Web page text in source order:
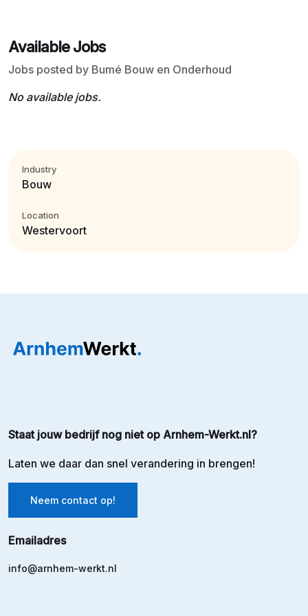
Available Jobs
Jobs posted by Bumé Bouw en Onderhoud
No available jobs.
Industry
Bouw
Location
Westervoort
Staat jouw bedrijf nog niet op Arnhem-Werkt.nl?
Laten we daar dan snel verandering in brengen!
Neem contact op!
Emailadres
info@arnhem-werkt.nl